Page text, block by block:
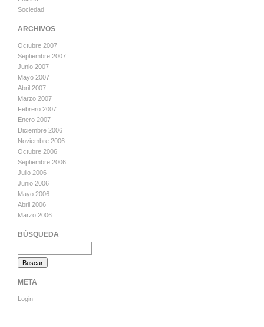
Sociedad
ARCHIVOS
Octubre 2007
Septiembre 2007
Junio 2007
Mayo 2007
Abril 2007
Marzo 2007
Febrero 2007
Enero 2007
Diciembre 2006
Noviembre 2006
Octubre 2006
Septiembre 2006
Julio 2006
Junio 2006
Mayo 2006
Abril 2006
Marzo 2006
BÚSQUEDA
META
Login